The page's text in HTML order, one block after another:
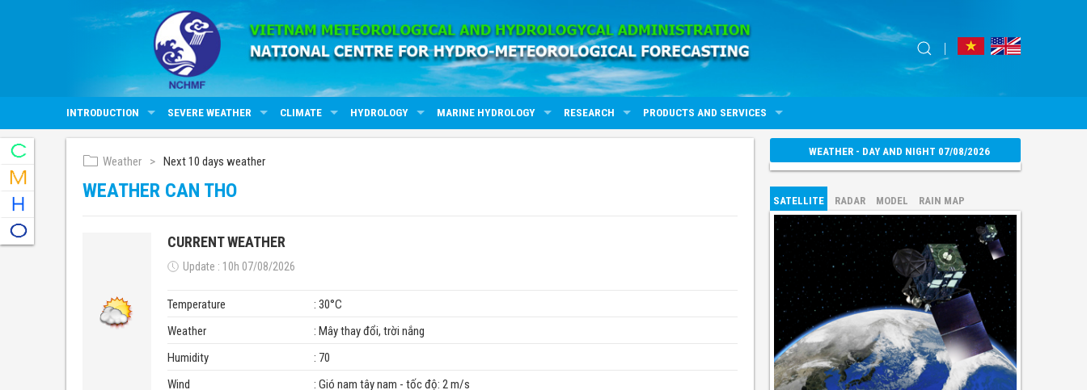
INTRODUCTION SEVERE WEATHER CLIMATE HYDROLOGY MARINE HYDROLOGY RESEARCH PRODUCTS AND SERVICES
Weather Next 10 days weather
WEATHER CAN THO
CURRENT WEATHER
Update : 10h 07/08/2026
Temperature
: 30°C
Weather
: Mây thay đổi, trời nắng
Humidity
: 70
Wind
: Gió nam tây nam - tốc độ: 2 m/s
WEATHER - DAY AND NIGHT 07/08/2026
SATELLITE RADAR MODEL RAIN MAP